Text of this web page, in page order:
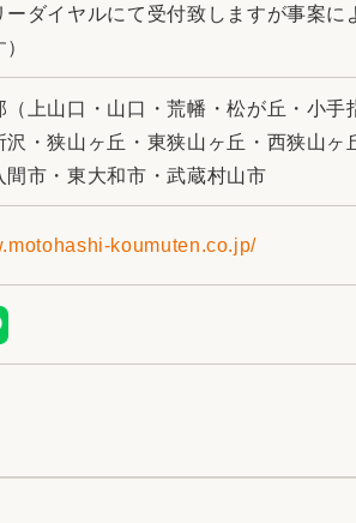
ーダイヤルにて受付致しますが事案に
（上山口・山口・荒幡・松が丘・小手
沢・狭山ヶ丘・東狭山ヶ丘・西狭山ヶ
間市・東大和市・武蔵村山市
koumuten.co.jp/